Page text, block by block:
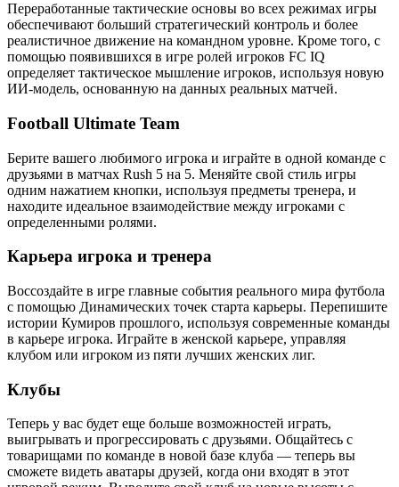
Переработанные тактические основы во всех режимах игры
обеспечивают больший стратегический контроль и более
реалистичное движение на командном уровне. Кроме того, с
помощью появившихся в игре ролей игроков FC IQ
определяет тактическое мышление игроков, используя новую
ИИ-модель, основанную на данных реальных матчей.
Football Ultimate Team
Берите вашего любимого игрока и играйте в одной команде с
друзьями в матчах Rush 5 на 5. Меняйте свой стиль игры
одним нажатием кнопки, используя предметы тренера, и
находите идеальное взаимодействие между игроками с
определенными ролями.
Карьера игрока и тренера
Воссоздайте в игре главные события реального мира футбола
с помощью Динамических точек старта карьеры. Перепишите
истории Кумиров прошлого, используя современные команды
в карьере игрока. Играйте в женской карьере, управляя
клубом или игроком из пяти лучших женских лиг.
Клубы
Теперь у вас будет еще больше возможностей играть,
выигрывать и прогрессировать с друзьями. Общайтесь с
товарищами по команде в новой базе клуба — теперь вы
сможете видеть аватары друзей, когда они входят в этот